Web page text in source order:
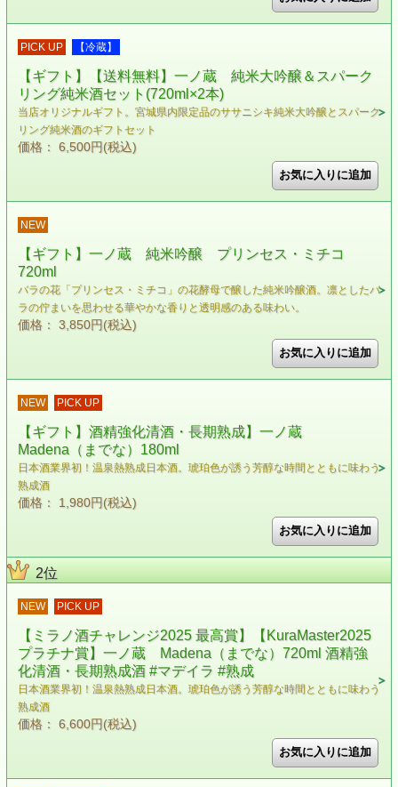
PICK UP 【冷蔵】
【ギフト】【送料無料】一ノ蔵 純米大吟醸＆スパーク
リング純米酒セット(720ml×2本)
当店オリジナルギフト。宮城県内限定品のササニシキ純米大吟醸とスパーク
リング純米酒のギフトセット
価格： 6,500円(税込)
NEW
【ギフト】一ノ蔵 純米吟醸 プリンセス・ミチコ
720ml
バラの花「プリンセス・ミチコ」の花酵母で醸した純米吟醸酒。凛としたバ
ラの佇まいを思わせる華やかな香りと透明感のある味わい。
価格： 3,850円(税込)
NEW PICK UP
【ギフト】酒精強化清酒・長期熟成】一ノ蔵
Madena（までな）180ml
日本酒業界初！温泉熱熟成日本酒。琥珀色が誘う芳醇な時間とともに味わう
熟成酒
価格： 1,980円(税込)
2位
NEW PICK UP
【ミラノ酒チャレンジ2025 最高賞】【KuraMaster2025
プラチナ賞】一ノ蔵 Madena（までな）720ml 酒精強
化清酒・長期熟成酒 #マデイラ #熟成
日本酒業界初！温泉熱熟成日本酒。琥珀色が誘う芳醇な時間とともに味わう
熟成酒
価格： 6,600円(税込)